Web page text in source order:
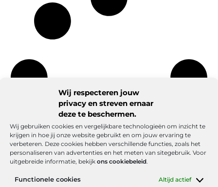
Wij respecteren jouw
privacy en streven ernaar
deze te beschermen.
Wij gebruiken cookies en vergelijkbare technologieën om inzicht te
krijgen in hoe jij onze website gebruikt en om jouw ervaring te
verbeteren. Deze cookies hebben verschillende functies, zoals het
personaliseren van advertenties en het meten van sitegebruik. Voor
uitgebreide informatie, bekijk ons cookiebeleid.
Functionele cookies Altijd actief